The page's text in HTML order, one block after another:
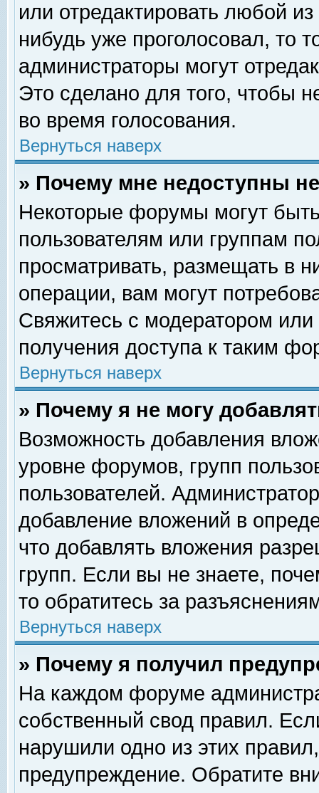
или отредактировать любой
нибудь уже проголосовал, то
администраторы могут
Это сделано для того, чтобы
во время голосования.
Вернуться наверх
» Почему мне недоступны
Некоторые форумы могут
пользователям или группам
просматривать, размещать в
операции, вам могут
Свяжитесь с модератором
получения доступа к таким
Вернуться наверх
» Почему я не могу
Возможность добавления
уровне форумов, групп
пользователей.
добавление вложений в
что добавлять вложения
групп. Если вы не знаете,
то обратитесь за
Вернуться наверх
» Почему я получил
На каждом форуме
собственный свод правил.
нарушили одно из этих
предупреждение. Обратите